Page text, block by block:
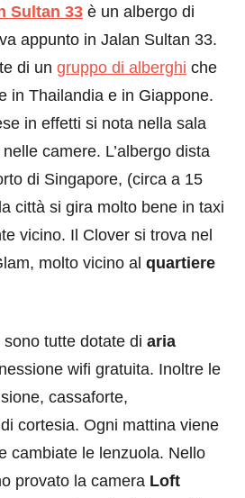
Sultan 33 è un albergo di
appunto in Jalan Sultan 33.
di un gruppo di alberghi che
in Thailandia e in Giappone.
in effetti si nota nella sala
camere. L’albergo dista
di Singapore, (circa a 15
città si gira molto bene in taxi
vicino. Il Clover si trova nel
molto vicino al quartiere
sono tutte dotate di aria
wifi gratuita. Inoltre le
cassaforte,
cortesia. Ogni mattina viene
cambiate le lenzuola. Nello
provato la camera Loft